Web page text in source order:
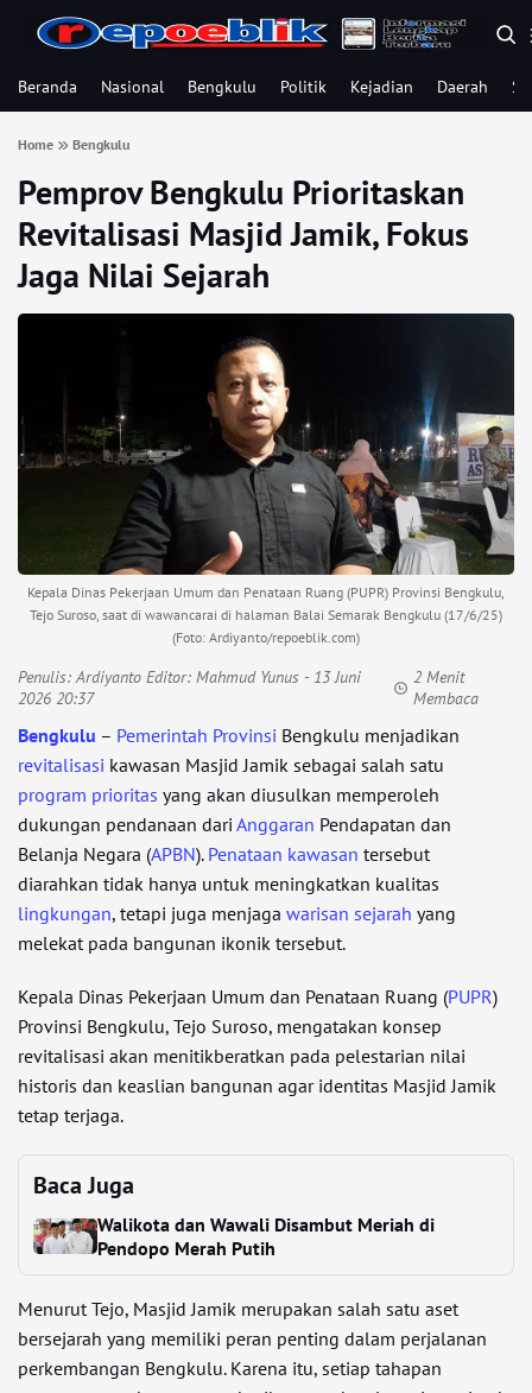
Beranda Nasional Bengkulu Politik Kejadian Daerah
Home Bengkulu
Pemprov Bengkulu Prioritaskan
Revitalisasi Masjid Jamik, Fokus
Jaga Nilai Sejarah
Kepala Dinas Pekerjaan Umum dan Penataan Ruang (PUPR) Provinsi Bengkulu,
Tejo Suroso, saat di wawancarai di halaman Balai Semarak Bengkulu (17/6/25)
(Foto: Ardiyanto/repoeblik.com)
Penulis:Ardiyanto Editor: Mahmud Yunus - 13 Juni
2026 20:37
2 Menit
Membaca
Bengkulu – Pemerintah Provinsi Bengkulu menjadikan
revitalisasi kawasan Masjid Jamik sebagai salah satu
program prioritas yang akan diusulkan memperoleh
dukungan pendanaan dari Anggaran Pendapatan dan
Belanja Negara (APBN). Penataan kawasan tersebut
diarahkan tidak hanya untuk meningkatkan kualitas
lingkungan, tetapi juga menjaga warisan sejarah yang
melekat pada bangunan ikonik tersebut.
Kepala Dinas Pekerjaan Umum dan Penataan Ruang (PUPR)
Provinsi Bengkulu, Tejo Suroso, mengatakan konsep
revitalisasi akan menitikberatkan pada pelestarian nilai
historis dan keaslian bangunan agar identitas Masjid Jamik
tetap terjaga.
Baca Juga
Walikota dan Wawali Disambut Meriah di
Pendopo Merah Putih
Menurut Tejo, Masjid Jamik merupakan salah satu aset
bersejarah yang memiliki peran penting dalam perjalanan
perkembangan Bengkulu. Karena itu, setiap tahapan